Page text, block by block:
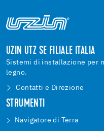
UZIN UTZ SE FILIALE ITALIA
Sistemi di installazione per
legno.
Contatti e Direzione
STRUMENTI
Navigatore di Terra